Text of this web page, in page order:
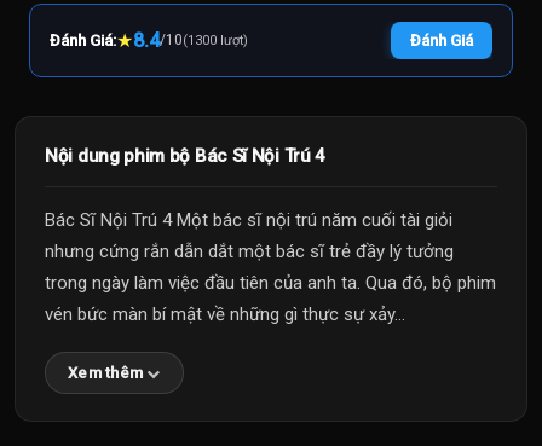
Đánh Giá:★8.4/10(1300 lượt) Đánh Giá
Nội dung phim bộ Bác Sĩ Nội Trú 4
Bác Sĩ Nội Trú 4 Một bác sĩ nội trú năm cuối tài giỏi
nhưng cứng rắn dẫn dắt một bác sĩ trẻ đầy lý tưởng
trong ngày làm việc đầu tiên của anh ta. Qua đó, bộ phim
vén bức màn bí mật về những gì thực sự xảy...
Xem thêm